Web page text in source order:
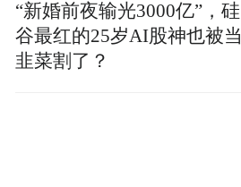
“新婚前夜输光3000亿”，硅
谷最红的25岁AI股神也被当
韭菜割了？